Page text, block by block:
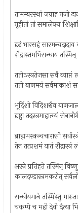
तामम्बरस्थां जग्राह गजो
गृहीतां तां समालेक्य
दृढं भारसहं सारमन्यदादाय
रौद्रास्तमभिसन्धाय
ततोऽस्त्रतेजसा सर्वं
ततो बाणमयं सर्वमाकाशं
भूर्दिशो विदिशश्चैव
दृष्ट्वा तदस्त्रमाहात्म्यं
ब्राह्ममस्त्रञ्चचारासौ
तेन तत्प्रशमं यातं
अस्त्रे प्रतिहते तस्मिन्
कालदण्डास्त्रमकरोत्
सन्धीयमाने तस्मिंस्तु
चकम्पे च मही देवी दैत्या